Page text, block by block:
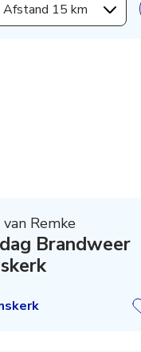
Afstand 15 km
Remke
Brandweer